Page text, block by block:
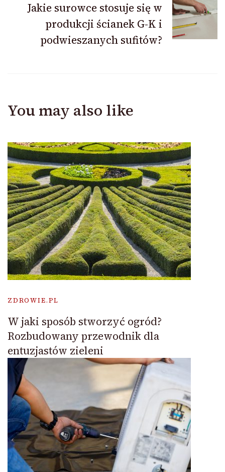
Jakie surowce stosuje się w
produkcji ścianek G-K i
podwieszanych sufitów?
You may also like
ZDROWIE.PL
W jaki sposób stworzyć ogród?
Rozbudowany przewodnik dla
entuzjastów zieleni